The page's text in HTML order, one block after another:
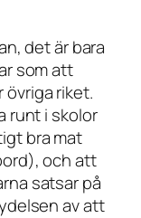
det är bara
som att
övriga riket.
runt i skolor
bra mat
och att
satsar på
av att